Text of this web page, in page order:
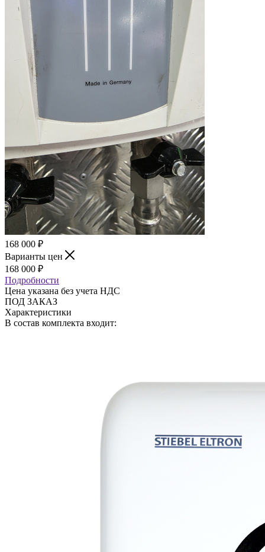
168 000 ₽
Варианты цен
168 000 ₽
Подробности
Цена указана без учета НДС
ПОД ЗАКАЗ
Характеристики
В состав комплекта входит: